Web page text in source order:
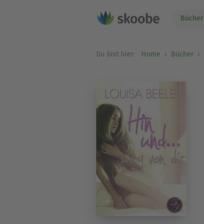
Bücher
Du bist hier: Home Bücher